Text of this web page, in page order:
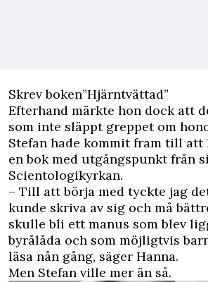
Skrev boken”Hjärntvättad”
Efterhand märkte hon dock att
som inte släppt greppet om
Stefan hade kommit fram till att
en bok med utgångspunkt från
Scientologikyrkan.
– Till att börja med tyckte jag
kunde skriva av sig och må
skulle bli ett manus som blev
byrålåda och som möjligtvis
läsa nån gång, säger Hanna.
Men Stefan ville mer än så.